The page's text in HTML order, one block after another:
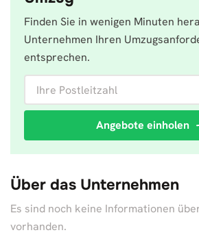
Finden Sie in wenigen Minuten
Unternehmen Ihren
entsprechen.
Angebote einholen
Über das Unternehmen
Es sind noch keine Informationen
vorhanden.